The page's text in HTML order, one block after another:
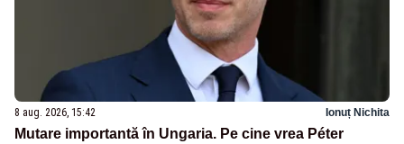
8 aug. 2026, 15:42 Ionuț Nichita
Mutare importantă în Ungaria. Pe cine vrea Péter